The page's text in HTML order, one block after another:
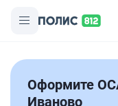
Оформите
Иваново